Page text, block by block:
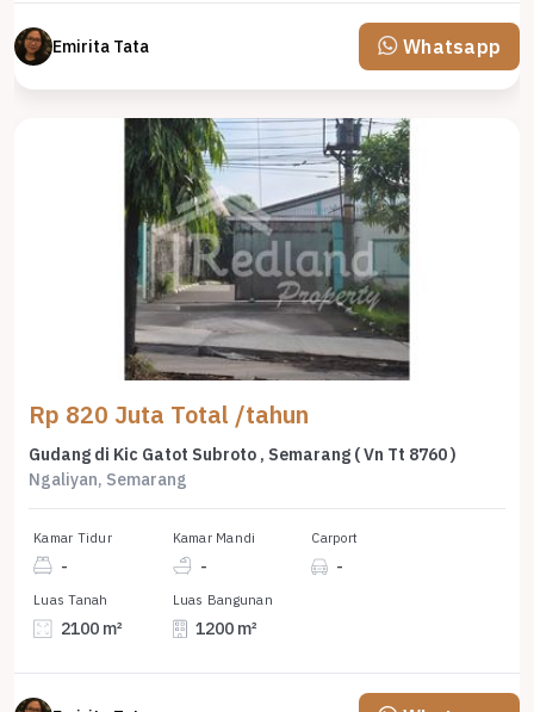
Emirita Tata Whatsapp
Rp 820 Juta Total /tahun
Gudang di Kic Gatot Subroto , Semarang ( Vn Tt 8760 )
Ngaliyan, Semarang
Kamar Tidur
-
Kamar Mandi
-
Carport
-
Luas Tanah
2100 m²
Luas Bangunan
1200 m²